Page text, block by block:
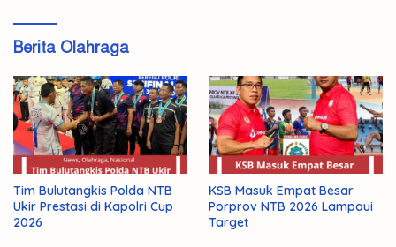
Berita Olahraga
Tim Bulutangkis Polda NTB
Ukir Prestasi di Kapolri Cup
2026
KSB Masuk Empat Besar
Porprov NTB 2026 Lampaui
Target